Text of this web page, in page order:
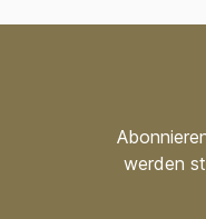
werden